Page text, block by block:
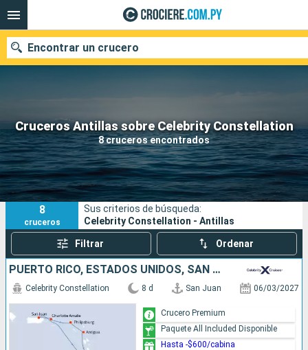
Cruceros Antillas sobre Celebrity Constellation
8 cruceros encontrados
Encontrar un crucero
Nuestros destinos
Fecha de salida
Puertos Compañías
Buscar
8
cruceros
Sus criterios de búsqueda:
Celebrity Constellation - Antillas
Filtrar Ordenar
PUERTO RICO, ESTADOS UNIDOS, SAN MARTÍN, ANTIGUA Y BARBUDA, SANTA LUCIA, BARBADOS
Celebrity Constellation 8 d San Juan 06/03/2027
Crucero Premium
Paquete All Included Disponible
Hasta -$600/cabina